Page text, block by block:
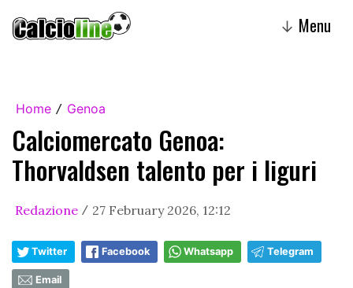
↓ Menu
Home / Genoa
Calciomercato Genoa:
Thorvaldsen talento per i liguri
Redazione / 27 February 2026, 12:12
Twitter Facebook Whatsapp Telegram
Email